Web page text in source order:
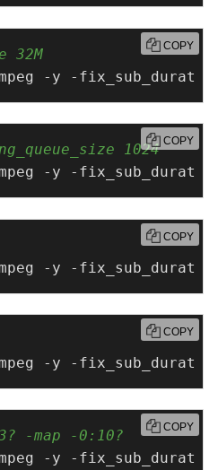
32M
-y -
COPY
1024
-y -
COPY
-y -
COPY
-y -
COPY
-map -0:10?
-y -
COPY